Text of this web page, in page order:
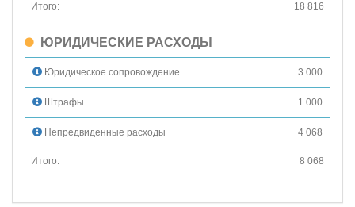
Итого: 18 816
ЮРИДИЧЕСКИЕ РАСХОДЫ
Юридическое сопровождение 3 000
Штрафы 1 000
Непредвиденные расходы 4 068
Итого: 8 068